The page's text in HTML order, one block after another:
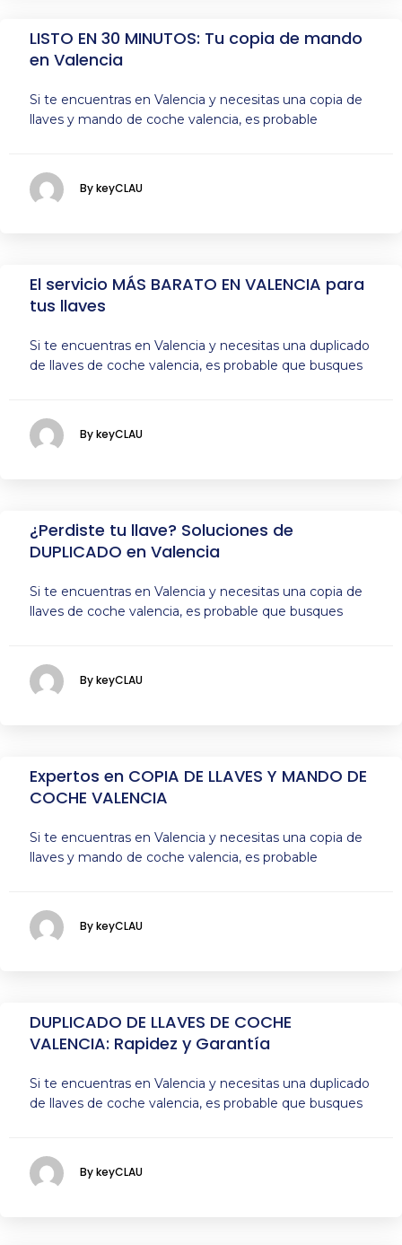
LISTO EN 30 MINUTOS: Tu copia de mando
en Valencia
Si te encuentras en Valencia y necesitas una copia de
llaves y mando de coche valencia, es probable
By keyCLAU
El servicio MÁS BARATO EN VALENCIA para
tus llaves
Si te encuentras en Valencia y necesitas una duplicado
de llaves de coche valencia, es probable que busques
By keyCLAU
¿Perdiste tu llave? Soluciones de
DUPLICADO en Valencia
Si te encuentras en Valencia y necesitas una copia de
llaves de coche valencia, es probable que busques
By keyCLAU
Expertos en COPIA DE LLAVES Y MANDO DE
COCHE VALENCIA
Si te encuentras en Valencia y necesitas una copia de
llaves y mando de coche valencia, es probable
By keyCLAU
DUPLICADO DE LLAVES DE COCHE
VALENCIA: Rapidez y Garantía
Si te encuentras en Valencia y necesitas una duplicado
de llaves de coche valencia, es probable que busques
By keyCLAU